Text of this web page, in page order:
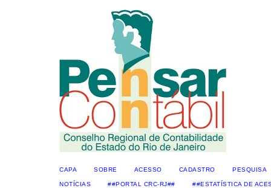
CAPA SOBRE ACESSO CADASTRO PESQUISA
NOTÍCIAS ##PORTAL CRC-RJ## ##ESTATÍSTICA DE